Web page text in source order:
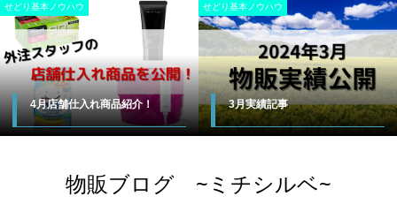
せどり基本ノウハウ
4月店舗仕入れ商品紹介！
せどり基本ノウハウ
3月実績記事
物販ブログ ~ミチシルベ~